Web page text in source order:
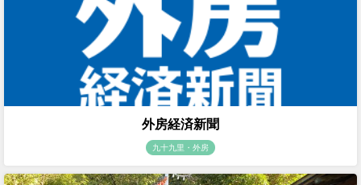
外房経済新聞
九十九里・外房